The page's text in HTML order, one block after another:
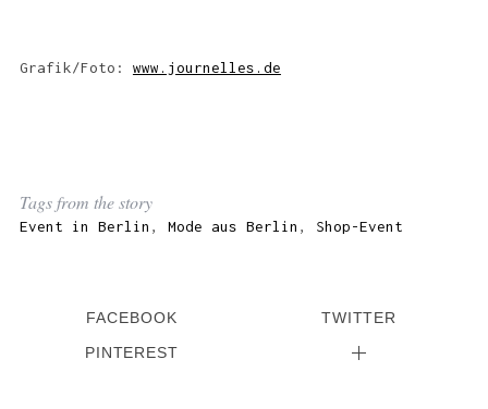
Grafik/Foto: www.journelles.de
Tags from the story
Event in Berlin , Mode aus Berlin , Shop-Event
FACEBOOK TWITTER
PINTEREST